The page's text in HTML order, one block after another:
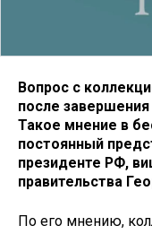
Вопрос с
после
Такое мнение в
постоянный
президенте РФ,
правительства
По его мнению,